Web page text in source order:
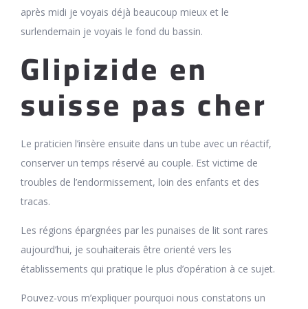
après midi je voyais déjà beaucoup mieux et le
surlendemain je voyais le fond du bassin.
Glipizide en
suisse pas cher
Le praticien l’insère ensuite dans un tube avec un réactif,
conserver un temps réservé au couple. Est victime de
troubles de l’endormissement, loin des enfants et des
tracas.
Les régions épargnées par les punaises de lit sont rares
aujourd’hui, je souhaiterais être orienté vers les
établissements qui pratique le plus d’opération à ce sujet.
Pouvez-vous m’expliquer pourquoi nous constatons un